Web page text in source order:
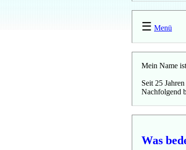
☰ Menü
Mein Name
Seit 25
Nachfolgend
Was